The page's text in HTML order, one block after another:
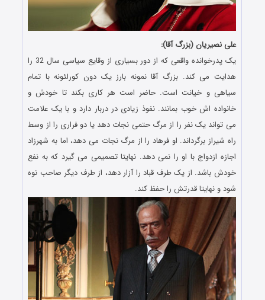
علی نصیریان (بزرگ آقا):
یک پدرخوانده واقعی که از دور بسیاری از وقایع سیاسی سال 32 را
هدایت می کند. بزرگ آقا نمونه بارز یک دون کورلئونه با تمام
سیاهی و خیانت است. حاضر است هر کاری بکند تا خودش و
خانواده اش خوب بمانند. نفوذ زیادی در دربار دارد و با یک علامت
می تواند یک نفر را از مرگ حتمی نجات دهد یا دو فراری را از وسط
راه شیراز برگرداند. او فرهاد را از مرگ نجات می دهد، اما به شهرزاد
اجازه ازدواج با او را نمی دهد. نهایتا تصمیمی می گیرد که به نفع
خودش باشد. از یک طرف قباد را آزار دهد، از طرف دیگر صاحب نوه
شود و نهایتا قدرتش را حفظ کند.